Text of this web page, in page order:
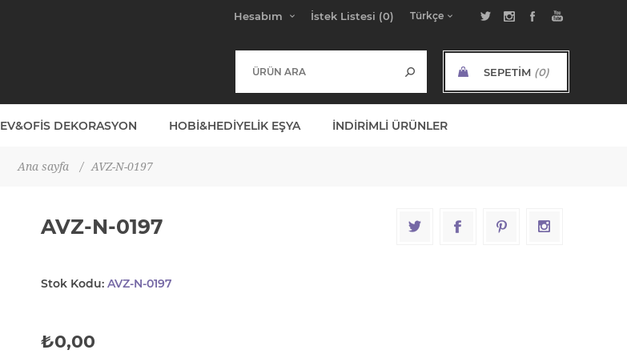
Hesabım İstek Listesi (0)
SEPETIM (0)
EV&OFIS DEKORASYON HOBI&HEDIYELIK EŞYA İNDIRIMLI ÜRÜNLER
Ana sayfa / AVZ-N-0197
AVZ-N-0197
Stok Kodu: AVZ-N-0197
₺0,00